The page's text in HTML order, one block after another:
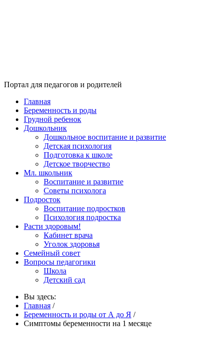
Портал для педагогов и родителей
Главная
Беременность и роды
Грудной ребенок
Дошкольник
Дошкольное воспитание и развитие
Детская психология
Подготовка к школе
Детское творчество
Мл. школьник
Воспитание и развитие
Советы психолога
Подросток
Воспитание подростков
Психология подростка
Расти здоровым!
Кабинет врача
Уголок здоровья
Семейный совет
Вопросы педагогики
Школа
Детский сад
Вы здесь:
Главная /
Беременность и роды от А до Я /
Симптомы беременности на 1 месяце